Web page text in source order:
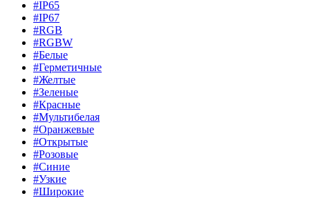
#IP65
#IP67
#RGB
#RGBW
#Белые
#Герметичные
#Желтые
#Зеленые
#Красные
#Мультибелая
#Оранжевые
#Открытые
#Розовые
#Синие
#Узкие
#Широкие